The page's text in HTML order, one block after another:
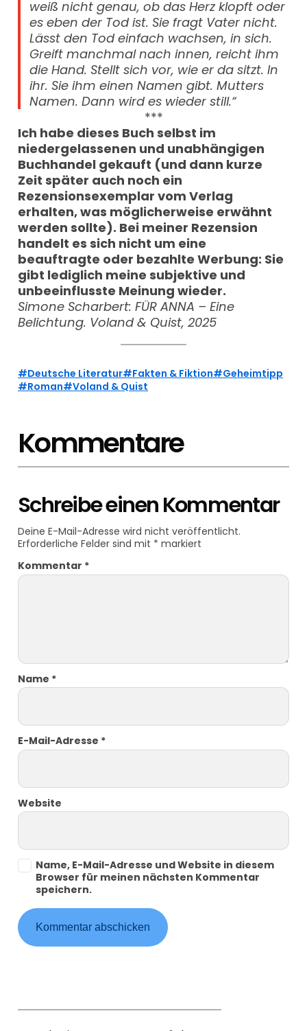
weiß nicht genau, ob das Herz klopft oder
es eben der Tod ist. Sie fragt Vater nicht.
Lässt den Tod einfach wachsen, in sich.
Greift manchmal nach innen, reicht ihm
die Hand. Stellt sich vor, wie er da sitzt. In
ihr. Sie ihm einen Namen gibt. Mutters
Namen. Dann wird es wieder still.“
***
Ich habe dieses Buch selbst im
niedergelassenen und unabhängigen
Buchhandel gekauft (und dann kurze
Zeit später auch noch ein
Rezensionsexemplar vom Verlag
erhalten, was möglicherweise erwähnt
werden sollte). Bei meiner Rezension
handelt es sich nicht um eine
beauftragte oder bezahlte Werbung: Sie
gibt lediglich meine subjektive und
unbeeinflusste Meinung wieder.
Simone Scharbert: FÜR ANNA – Eine
Belichtung. Voland & Quist, 2025
Deutsche Literatur Fakten & Fiktion
Geheimtipp
Roman
Voland & Quist
Kommentare
Schreibe einen Kommentar
Deine E-Mail-Adresse wird nicht veröffentlicht.
Erforderliche Felder sind mit * markiert
Kommentar *
Name *
E-Mail-Adresse *
Website
Name, E-Mail-Adresse und Website in diesem
Browser für meinen nächsten Kommentar
speichern.